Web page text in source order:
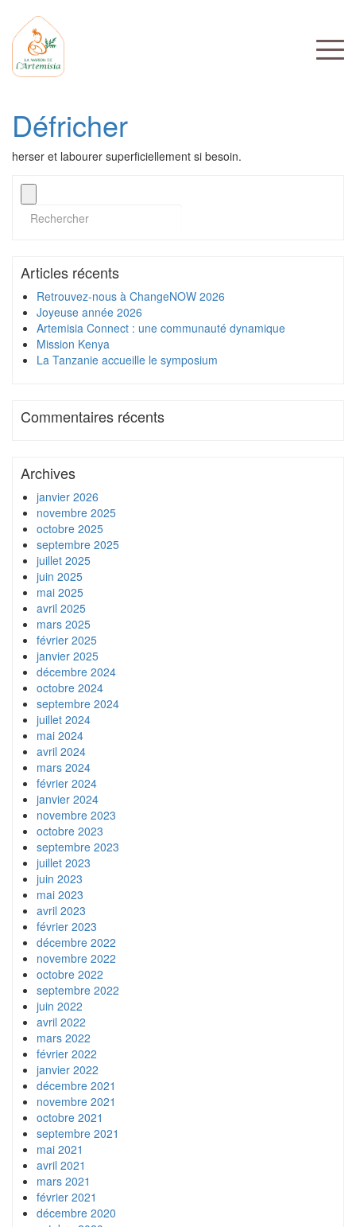
Défricher
herser et labourer superficiellement si besoin.
Articles récents
Retrouvez-nous à ChangeNOW 2026
Joyeuse année 2026
Artemisia Connect : une communauté dynamique
Mission Kenya
La Tanzanie accueille le symposium
Commentaires récents
Archives
janvier 2026
novembre 2025
octobre 2025
septembre 2025
juillet 2025
juin 2025
mai 2025
avril 2025
mars 2025
février 2025
janvier 2025
décembre 2024
octobre 2024
septembre 2024
juillet 2024
mai 2024
avril 2024
mars 2024
février 2024
janvier 2024
novembre 2023
octobre 2023
septembre 2023
juillet 2023
juin 2023
mai 2023
avril 2023
février 2023
décembre 2022
novembre 2022
octobre 2022
septembre 2022
juin 2022
avril 2022
mars 2022
février 2022
janvier 2022
décembre 2021
novembre 2021
octobre 2021
septembre 2021
mai 2021
avril 2021
mars 2021
février 2021
décembre 2020